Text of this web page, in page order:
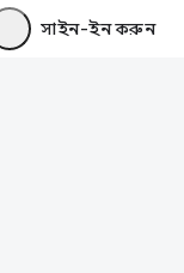
সাইন-ইন করুন